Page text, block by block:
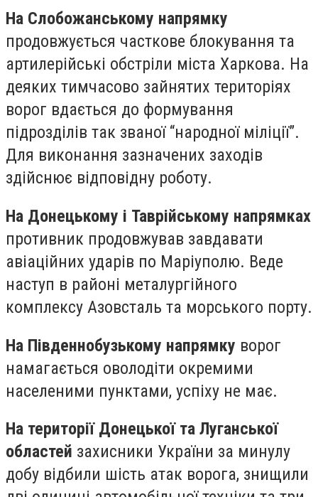
На Слобожанському напрямку
продовжується часткове блокування та
артилерійські обстріли міста Харкова. На
деяких тимчасово зайнятих територіях
ворог вдається до формування
підрозділів так званої “народної міліції”.
Для виконання зазначених заходів
здійснює відповідну роботу.
На Донецькому і Таврійському напрямках
противник продовжував завдавати
авіаційних ударів по Маріуполю. Веде
наступ в районі металургійного
комплексу Азовсталь та морського порту.
На Південнобузькому напрямку ворог
намагається оволодіти окремими
населеними пунктами, успіху не має.
На території Донецької та Луганської
областей захисники України за минулу
добу відбили шість атак ворога, знищили